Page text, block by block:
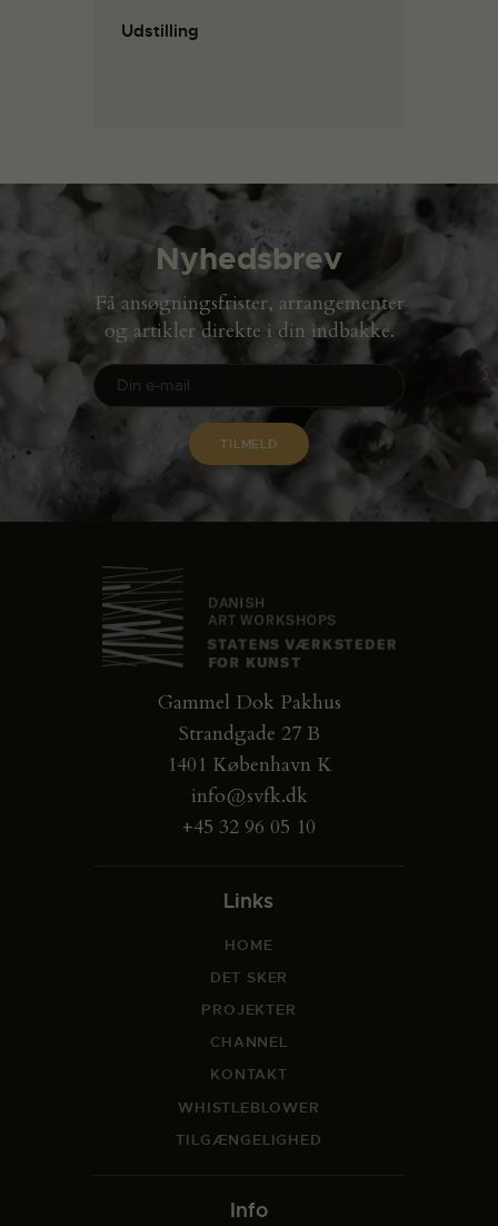
Udstilling
Nyhedsbrev
Få ansøgningsfrister, arrangementer
og artikler direkte i din indbakke.
Gammel Dok Pakhus
Strandgade 27 B
1401 København K
info@svfk.dk
+45 32 96 05 10
Links
HOME
DET SKER
PROJEKTER
CHANNEL
KONTAKT
WHISTLEBLOWER
TILGÆNGELIGHED
Info